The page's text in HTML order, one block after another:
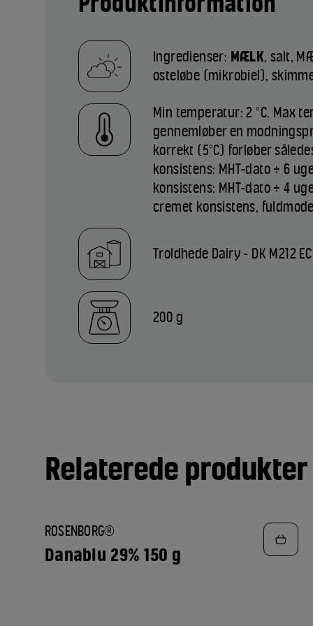
Ingredienser: MÆLK, salt,
osteløbe (mikrobiel),
Min temperatur: 2 °C. Max
gennemløber en
korrekt (5°C) forløber
konsistens: MHT-dato ÷ 6
konsistens: MHT-dato ÷ 4
cremet konsistens,
Troldhede Dairy - DK M212 EC
200 g
Relaterede produkter
TILFØJ
TIL
FAVORITTER
ROSENBORG®
Danablu 29% 150 g